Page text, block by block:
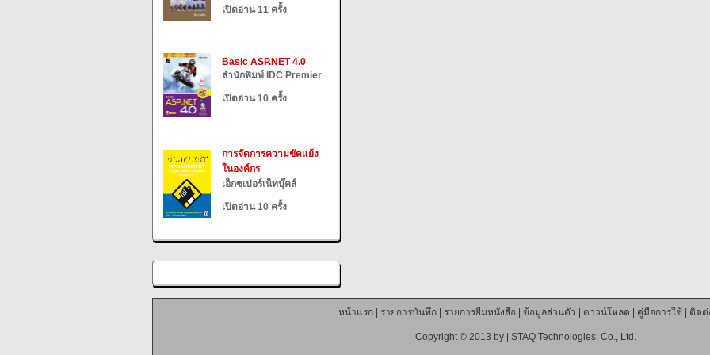
เปิดอ่าน 11 ครั้ง
Basic ASP.NET 4.0
สำนักพิมพ์ IDC Premier
เปิดอ่าน 10 ครั้ง
การจัดการความขัดแย้ง
ในองค์กร
เอ็กซเปอร์เน็ทบุ๊คส์
เปิดอ่าน 10 ครั้ง
หน้าแรก| รายการบันทึก| รายการยืมหนังสือ ข้อมูลส่วนตัว ดาวน์โหลด คู่มือการใช้| ติดต่
Copyright © 2013 by | STAQ Technologies. Co., Ltd.